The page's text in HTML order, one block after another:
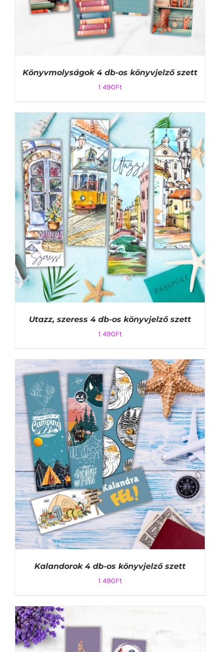
KOSÁRBA TESZEM
/
RÉSZLETEK
Könyvmolyságok 4 db-os könyvjelző szett
1 490Ft
KOSÁRBA TESZEM
/
RÉSZLETEK
Utazz, szeress 4 db-os könyvjelző szett
1 490Ft
KOSÁRBA TESZEM
/
RÉSZLETEK
Kalandorok 4 db-os könyvjelző szett
1 490Ft